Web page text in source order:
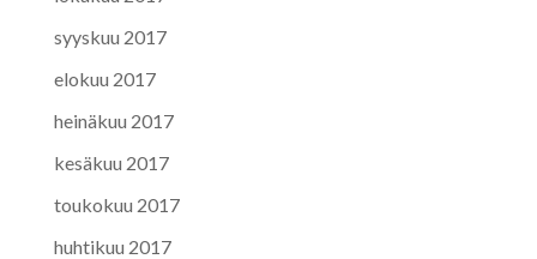
syyskuu 2017
elokuu 2017
heinäkuu 2017
kesäkuu 2017
toukokuu 2017
huhtikuu 2017